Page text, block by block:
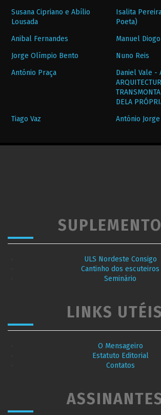
Susana Cipriano e Abílio
Lousada
Isalita
Poeta)
Anibal Fernandes
Manuel
Jorge Olímpio Bento
Nuno Reis
António Praça
Daniel Vale -
DELA
Tiago Vaz
António
ULS Nordeste Consigo
Cantinho dos escuteiros
Seminário
LINKS UTÉIS
O Mensageiro
Estatuto Editorial
Contatos